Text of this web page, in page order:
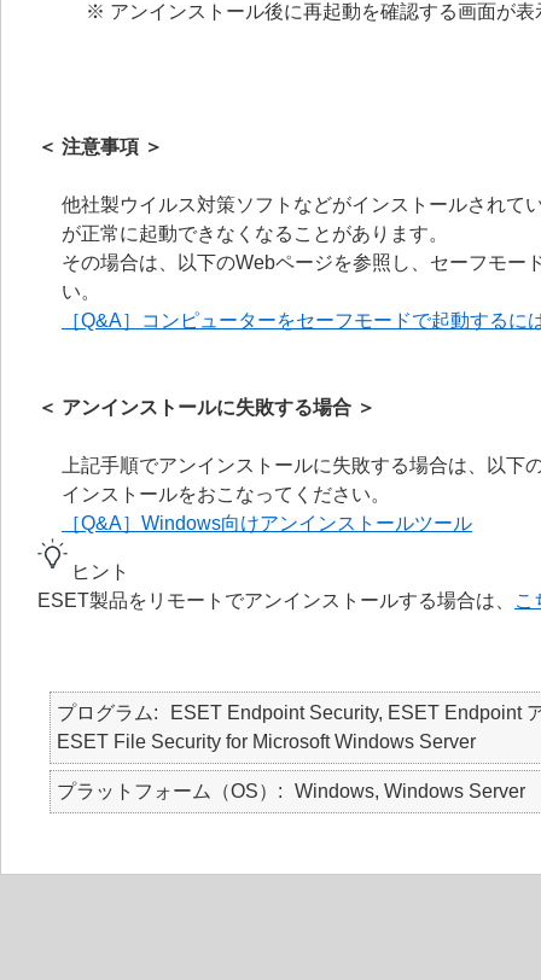
※ アンインストール後に再起動を確認する画面が
＜ 注意事項 ＞
他社製ウイルス対策ソフトなどがインストールされて
が正常に起動できなくなることがあります。
その場合は、以下のWebページを参照し、セーフモ
い。
［Q&A］コンピューターをセーフモードで起動するに
＜ アンインストールに失敗する場合 ＞
上記手順でアンインストールに失敗する場合は、以
インストールをおこなってください。
［Q&A］Windows向けアンインストールツール
ヒント
ESET製品をリモートでアンインストールする場合は、
こ
プログラム
ESET Endpoint Security, ESET Endpoint
ESET File Security for Microsoft Windows Server
プラットフォーム（OS） Windows, Windows Server